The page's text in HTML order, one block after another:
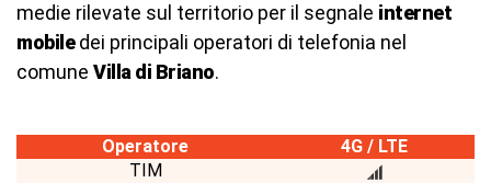
medie rilevate sul territorio per il segnale internet
mobiledei principali operatori di telefonia nel
comune Villa di Briano.
Operatore
4G / LTE
TIM